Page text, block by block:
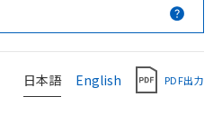
日本語 English PDF出力